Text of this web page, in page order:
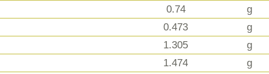
0.74
g
0.473
g
1.305
g
1.474
g